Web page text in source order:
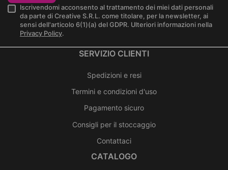
Iscrivendomi acconsento al trattamento dei miei dati personali
da parte di Creative S.R.L. come titolare, per la newsletter, ai
sensi dell'articolo 6(1)(a) del GDPR. Ulteriori informazioni nella
Privacy Policy.
SERVIZIO CLIENTI
Spedizioni e resi
Termini e condizioni d'uso
Pagamento sicuro
Consigli per il stoccaggio
Contattaci
CATALOGO